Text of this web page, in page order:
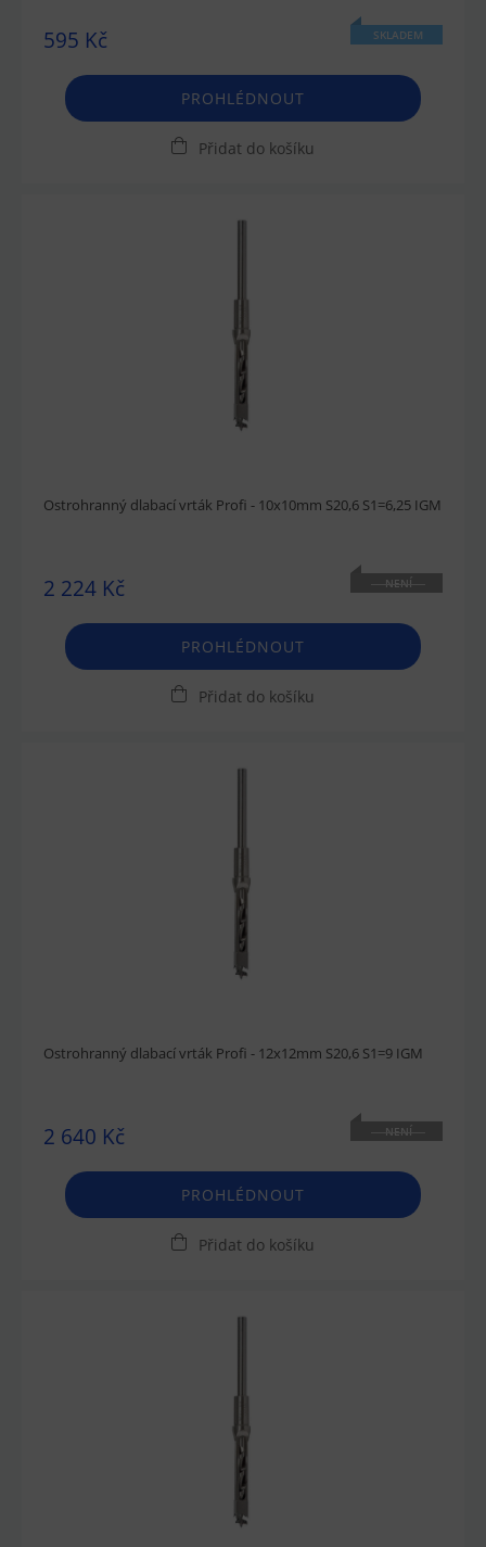
595 Kč SKLADEM
PROHLÉDNOUT
Přidat do košíku
Ostrohranný dlabací vrták Profi - 10x10mm S20,6 S1=6,25 IGM
2 224 Kč
NENÍ
PROHLÉDNOUT
Přidat do košíku
Ostrohranný dlabací vrták Profi - 12x12mm S20,6 S1=9 IGM
2 640 Kč
NENÍ
PROHLÉDNOUT
Přidat do košíku